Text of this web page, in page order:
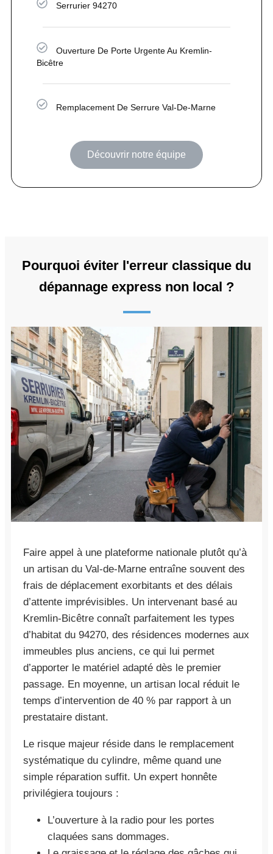
Serrurier 94270
Ouverture De Porte Urgente Au Kremlin-
Bicêtre
Remplacement De Serrure Val-De-Marne
Découvrir notre équipe
Pourquoi éviter l'erreur classique du
dépannage express non local ?
Faire appel à une plateforme nationale plutôt qu’à
un artisan du Val-de-Marne entraîne souvent des
frais de déplacement exorbitants et des délais
d’attente imprévisibles. Un intervenant basé au
Kremlin-Bicêtre connaît parfaitement les types
d’habitat du 94270, des résidences modernes aux
immeubles plus anciens, ce qui lui permet
d’apporter le matériel adapté dès le premier
passage. En moyenne, un artisan local réduit le
temps d’intervention de 40 % par rapport à un
prestataire distant.
Le risque majeur réside dans le remplacement
systématique du cylindre, même quand une
simple réparation suffit. Un expert honnête
privilégiera toujours :
L’ouverture à la radio pour les portes
claquées sans dommages.